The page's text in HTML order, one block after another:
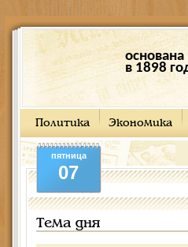
основана
в 1898
Политика Экономика
пятница
07
Тема дня